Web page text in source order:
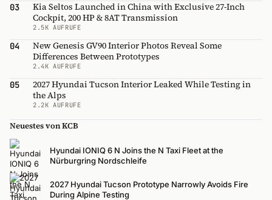
03
Kia Seltos Launched in China with Exclusive 27-Inch
Cockpit, 200 HP & 8AT Transmission
2.5K AUFRUFE
04
New Genesis GV90 Interior Photos Reveal Some
Differences Between Prototypes
2.4K AUFRUFE
05
2027 Hyundai Tucson Interior Leaked While Testing in
the Alps
2.2K AUFRUFE
Neuestes von KCB
Hyundai IONIQ 6 N Joins the N Taxi Fleet at the
Nürburgring Nordschleife
2027 Hyundai Tucson Prototype Narrowly Avoids Fire
During Alpine Testing